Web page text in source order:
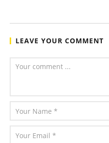
LEAVE YOUR COMMENT